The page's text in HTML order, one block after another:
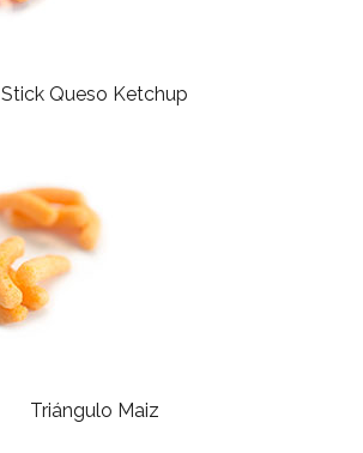
Stick Queso Ketchup
Triángulo Maiz